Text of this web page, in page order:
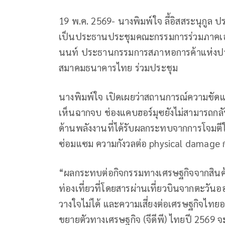
19 พ.ค. 2569- นางพิมพ์ใจ ลี้อิสสระนุกูล
เป็นประธานประชุมคณะกรรมการร่วมภา
นนท์ ประธานกรรมการสภาหอการค้าแห่งป
สมาคมธนาคารไทย ร่วมประชุม
นางพิมพ์ใจ เปิดเผยว่าสถานการณ์ความขัด
เห็นฉากจบ ช่องแคบฮอร์มุซยังไม่สามารถก
ด้านพลังงานที่ได้รับผลกระทบจากการโจม
ซ่อมแซม ความกังวลต่อ physical damage
“ผลกระทบต่อกิจกรรมทางเศรษฐกิจจากสิ
ท่องเที่ยวที่โดยสารผ่านเที่ยวบินจากตะวัน
วางใจไม่ได้ และความเสี่ยงต่อเศรษฐกิจไท
ขยายตัวทางเศรษฐกิจ (จีดีพี) ไทยปี 2569